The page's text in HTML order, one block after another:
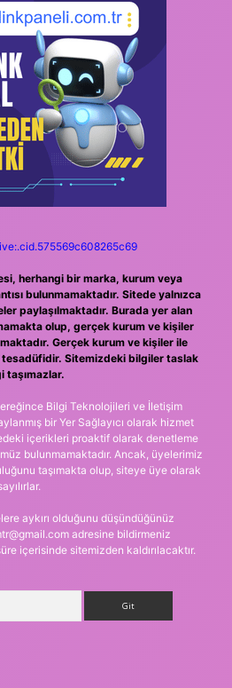
herhangi bir marka, kurum veya
bulunmamaktadır. Sitede yalnızca
paylaşılmaktadır. Burada yer alan
olup, gerçek kurum ve kişiler
Gerçek kurum ve kişiler ile
Sitemizdeki bilgiler taslak
taşımazlar.
Bilgi Teknolojileri ve İletişim
bir Yer Sağlayıcı olarak hizmet
içerikleri proaktif olarak denetleme
bulunmamaktadır. Ancak, üyelerimiz
taşımakta olup, siteye üye olarak
aykırı olduğunu düşündüğünüz
adresine bildirmeniz
içerisinde sitemizden kaldırılacaktır.